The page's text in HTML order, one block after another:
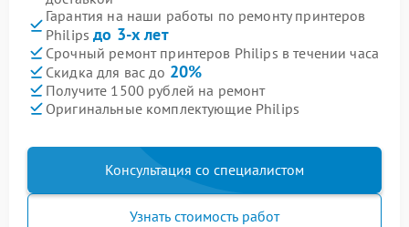
Гарантия на наши работы по ремонту принтеров
Philipsдо 3-х лет
Срочный ремонт принтеров Philips в течении часа
Скидка для вас до 20%
Получите 1500 рублей на ремонт
Оригинальные комплектующие Philips
Консультация со специалистом
Узнать стоимость работ